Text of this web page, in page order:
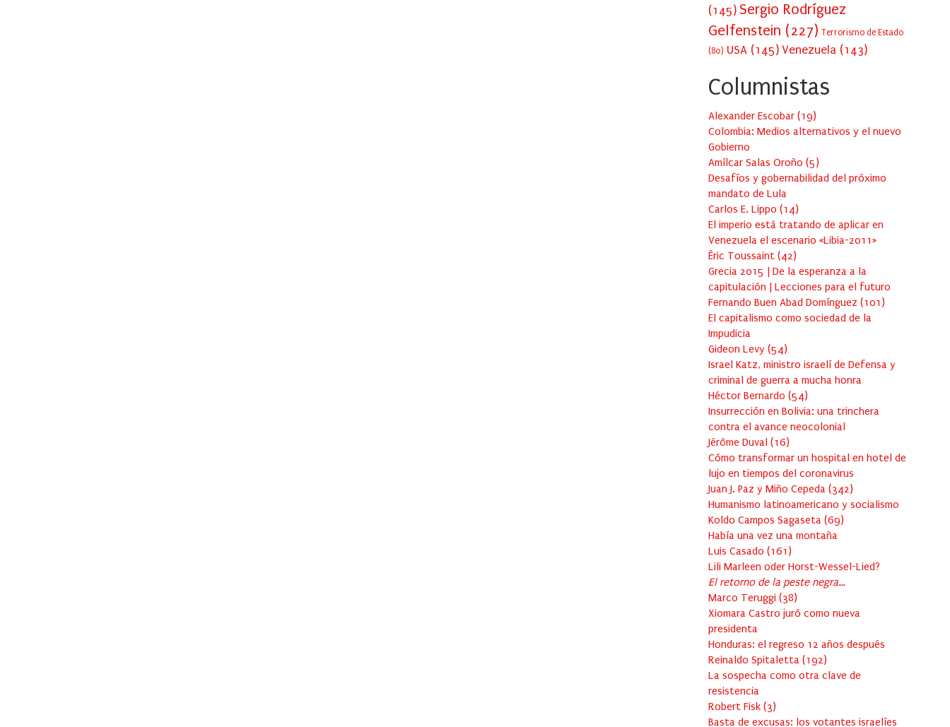
(145) Sergio Rodríguez
Gelfenstein (227) Terrorismo de Estado
(80) USA (145) Venezuela (143)
Columnistas
Alexander Escobar (19)
Colombia: Medios alternativos y el nuevo
Gobierno
Amílcar Salas Oroño (5)
Desafíos y gobernabilidad del próximo
mandato de Lula
Carlos E. Lippo (14)
El imperio está tratando de aplicar en
Venezuela el escenario «Libia-2011»
Éric Toussaint (42)
Grecia 2015 | De la esperanza a la
capitulación | Lecciones para el futuro
Fernando Buen Abad Domínguez (101 )
El capitalismo como sociedad de la
Impudicia
Gideon Levy (54)
Israel Katz, ministro israelí de Defensa y
criminal de guerra a mucha honra
Héctor Bernardo (54)
Insurrección en Bolivia: una trinchera
contra el avance neocolonial
Jérôme Duval (16)
Cómo transformar un hospital en hotel de
lujo en tiempos del coronavirus
Juan J. Paz y Miño Cepeda (342)
Humanismo latinoamericano y socialismo
Koldo Campos Sagaseta (69)
Había una vez una montaña
Luis Casado (161 )
Lili Marleen oder Horst-Wessel-Lied?
El retorno de la peste negra…
Marco Teruggi (38)
Xiomara Castro juró como nueva
presidenta
Honduras: el regreso 12 años después
Reinaldo Spitaletta (192)
La sospecha como otra clave de
resistencia
Robert Fisk (3)
Basta de excusas: los votantes israelíes